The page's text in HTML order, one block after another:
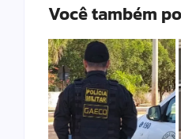
Você também